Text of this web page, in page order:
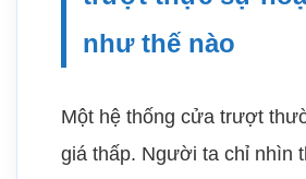
như thế nào
Một hệ thống cửa trượt
giá thấp. Người ta chỉ nhìn